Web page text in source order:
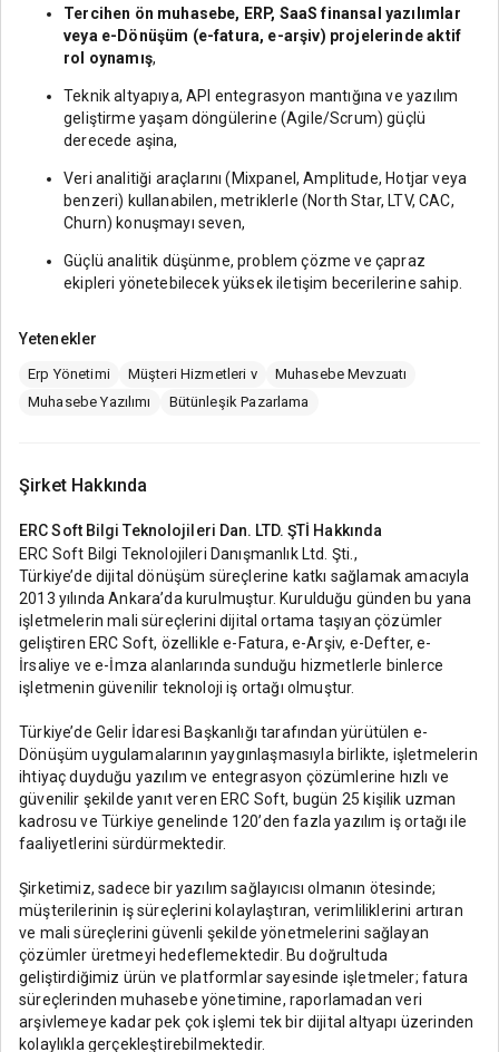
Tercihen ön muhasebe, ERP, SaaS finansal yazılımlar
veya e-Dönüşüm (e-fatura, e-arşiv) projelerinde aktif
rol oynamış,
Teknik altyapıya, API entegrasyon mantığına ve yazılım
geliştirme yaşam döngülerine (Agile/Scrum) güçlü
derecede aşina,
Veri analitiği araçlarını (Mixpanel, Amplitude, Hotjar veya
benzeri) kullanabilen, metriklerle (North Star, LTV, CAC,
Churn) konuşmayı seven,
Güçlü analitik düşünme, problem çözme ve çapraz
ekipleri yönetebilecek yüksek iletişim becerilerine sahip.
Yetenekler
Erp Yönetimi Müşteri Hizmetleri v
Muhasebe Mevzuatı
Muhasebe Yazılımı
Bütünleşik Pazarlama
Şirket Hakkında
ERC Soft Bilgi Teknolojileri Dan. LTD. ŞTİ Hakkında
ERC Soft Bilgi Teknolojileri Danışmanlık Ltd. Şti.,
Türkiye’de dijital dönüşüm süreçlerine katkı sağlamak amacıyla
2013 yılında Ankara’da kurulmuştur. Kurulduğu günden bu yana
işletmelerin mali süreçlerini dijital ortama taşıyan çözümler
geliştiren ERC Soft, özellikle e-Fatura, e-Arşiv, e-Defter, e-
İrsaliye ve e-İmza alanlarında sunduğu hizmetlerle binlerce
işletmenin güvenilir teknoloji iş ortağı olmuştur.
Türkiye’de Gelir İdaresi Başkanlığı tarafından yürütülen e-
Dönüşüm uygulamalarının yaygınlaşmasıyla birlikte, işletmelerin
ihtiyaç duyduğu yazılım ve entegrasyon çözümlerine hızlı ve
güvenilir şekilde yanıt veren ERC Soft, bugün 25 kişilik uzman
kadrosu ve Türkiye genelinde 120’den fazla yazılım iş ortağı ile
faaliyetlerini sürdürmektedir.
Şirketimiz, sadece bir yazılım sağlayıcısı olmanın ötesinde;
müşterilerinin iş süreçlerini kolaylaştıran, verimliliklerini artıran
ve mali süreçlerini güvenli şekilde yönetmelerini sağlayan
çözümler üretmeyi hedeflemektedir. Bu doğrultuda
geliştirdiğimiz ürün ve platformlar sayesinde işletmeler; fatura
süreçlerinden muhasebe yönetimine, raporlamadan veri
arşivlemeye kadar pek çok işlemi tek bir dijital altyapı üzerinden
kolaylıkla gerçekleştirebilmektedir.